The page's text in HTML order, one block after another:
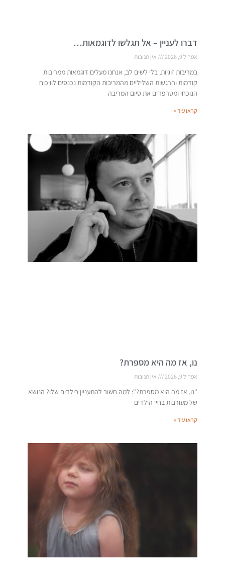
דברו לעניין – אל תגלשו לדוגמאות…
אפריל 9, 2026 אין תגובות
במריבות זוגיות, בלי לשים לב, אנחנו מעלים דוגמאות ממריבות
קודמות והרגשות השליליים מהמריבות הקודמות נכנסים לוויכוח
הנוכחי ומטרפדים את סיום המריבה
קראו עוד »
נו, אז מה היא מספרת?
אפריל 9, 2026 אין תגובות
"נו, אז מה היא מספרת?": למה חשוב להתעניין בילדים שלו? הנושא
של מעורבות בחיי הילדים
קראו עוד »